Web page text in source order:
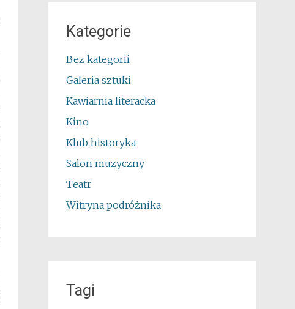
Kategorie
Bez kategorii
Galeria sztuki
Kawiarnia literacka
Kino
Klub historyka
Salon muzyczny
Teatr
Witryna podróżnika
Tagi